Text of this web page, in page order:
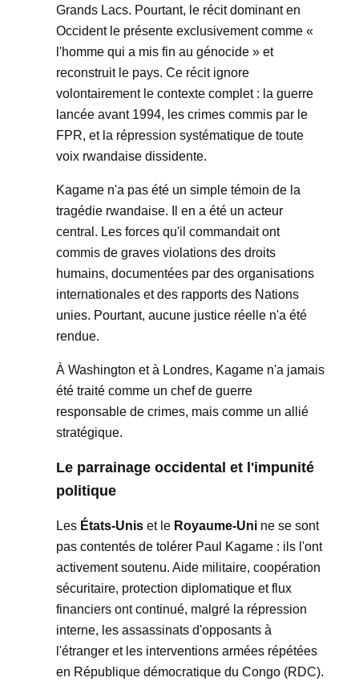
Grands Lacs. Pourtant, le récit dominant en
Occident le présente exclusivement comme «
l'homme qui a mis fin au génocide » et
reconstruit le pays. Ce récit ignore
volontairement le contexte complet : la guerre
lancée avant 1994, les crimes commis par le
FPR, et la répression systématique de toute
voix rwandaise dissidente.
Kagame n'a pas été un simple témoin de la
tragédie rwandaise. Il en a été un acteur
central. Les forces qu'il commandait ont
commis de graves violations des droits
humains, documentées par des organisations
internationales et des rapports des Nations
unies. Pourtant, aucune justice réelle n'a été
rendue.
À Washington et à Londres, Kagame n'a jamais
été traité comme un chef de guerre
responsable de crimes, mais comme un allié
stratégique.
Le parrainage occidental et l'impunité
politique
Les États-Unis et le Royaume-Uni ne se sont
pas contentés de tolérer Paul Kagame : ils l'ont
activement soutenu. Aide militaire, coopération
sécuritaire, protection diplomatique et flux
financiers ont continué, malgré la répression
interne, les assassinats d'opposants à
l'étranger et les interventions armées répétées
en République démocratique du Congo (RDC).